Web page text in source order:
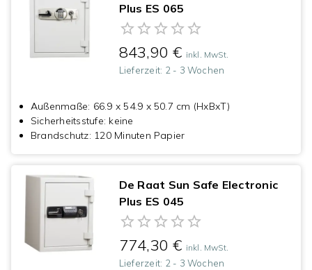
Plus ES 065
843,90 € inkl. MwSt.
Lieferzeit: 2 - 3 Wochen
Außenmaße: 66.9 x 54.9 x 50.7 cm (HxBxT)
Sicherheitsstufe: keine
Brandschutz: 120 Minuten Papier
De Raat Sun Safe Electronic
Plus ES 045
774,30 € inkl. MwSt.
Lieferzeit: 2 - 3 Wochen